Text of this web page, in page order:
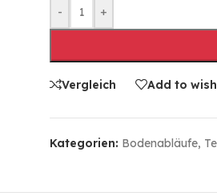
- +
Vergleich Add to
Kategorien: Bodenabläufe,